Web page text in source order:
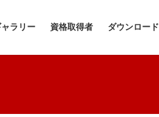
ラリー 資格取得者 ダウンロード